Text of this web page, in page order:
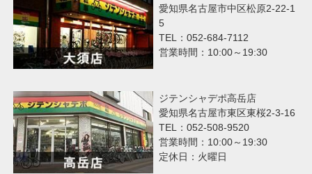
愛知県名古屋市中区松原2-22-1
5
TEL：052-684-7112
営業時間：10:00～19:30
ジテンシャデポ高岳店
愛知県名古屋市東区東桜2-3-16
TEL：052-508-9520
営業時間：10:00～19:30
定休日：火曜日